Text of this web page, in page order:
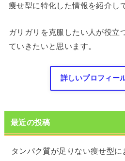
痩せ型に特化した情報を紹介し
ガリガリを克服したい人が役立
ていきたいと思います。
詳しいプロフィー
最近の投稿
タンパク質が足りない痩せ型に